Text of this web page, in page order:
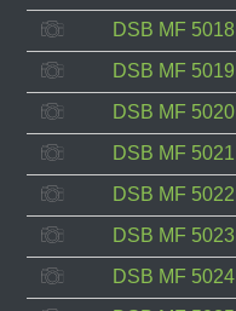
DSB MF 5018
DSB MF 5019
DSB MF 5020
DSB MF 5021
DSB MF 5022
DSB MF 5023
DSB MF 5024